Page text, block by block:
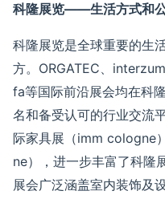
科隆展览——生活方式和
科隆展览是全球重要的生
方。 ORGATEC、 interzum
fa等国际前沿展会均在科
名和备受认可的行业交流
际家具展 （imm cologne）
ne） ， 进一步丰富了科隆
展会广泛涵盖室内装饰及